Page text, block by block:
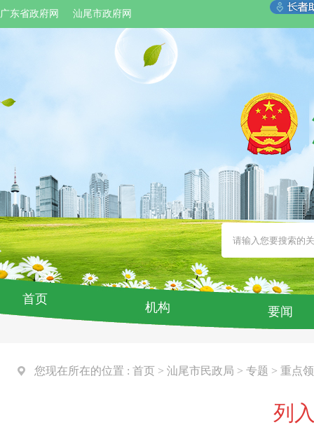
广东省政府网 汕尾市政府网
首页
机构 要闻
您现在所在的位置 : 首页 > 汕尾市民政局 > 专题 > 重点
列